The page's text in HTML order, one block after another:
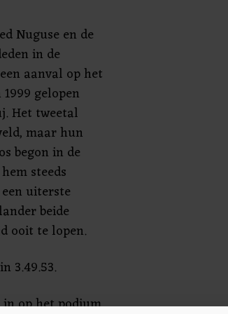
Nuguse en de
in de
aanval op het
gelopen
Het tweetal
maar hun
begon in de
steeds
uiterste
beide
ooit te lopen.
3.49.53.
op het podium